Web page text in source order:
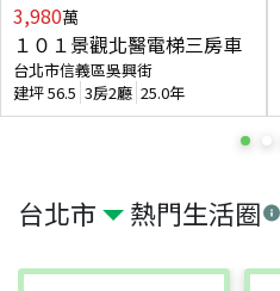
台北市 熱門生活圈
3,980萬
１０１景觀北醫電梯三房車
台北市信義區吳興街
建坪56.5 3房2廳 25.0年